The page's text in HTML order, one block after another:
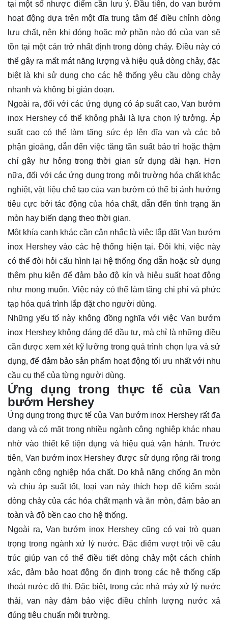
tại một số nhược điểm cần lưu ý. Đầu tiên, do van bướm
hoạt động dựa trên một đĩa trung tâm để điều chỉnh dòng
lưu chất, nên khi đóng hoặc mở phần nào đó của van sẽ
tồn tại một cản trở nhất định trong dòng chảy. Điều này có
thể gây ra mất mát năng lượng và hiệu quả dòng chảy, đặc
biệt là khi sử dụng cho các hệ thống yêu cầu dòng chảy
nhanh và không bị gián đoạn.
Ngoài ra, đối với các ứng dụng có áp suất cao, Van bướm
inox Hershey có thể không phải là lựa chọn lý tưởng. Áp
suất cao có thể làm tăng sức ép lên đĩa van và các bộ
phận gioăng, dẫn đến việc tăng tần suất bảo trì hoặc thậm
chí gây hư hỏng trong thời gian sử dụng dài hạn. Hơn
nữa, đối với các ứng dụng trong môi trường hóa chất khắc
nghiệt, vật liệu chế tạo của van bướm có thể bị ảnh hưởng
tiêu cực bởi tác động của hóa chất, dẫn đến tình trạng ăn
mòn hay biến dạng theo thời gian.
Một khía cạnh khác cần cân nhắc là việc lắp đặt Van bướm
inox Hershey vào các hệ thống hiện tại. Đôi khi, việc này
có thể đòi hỏi cấu hình lại hệ thống ống dẫn hoặc sử dụng
thêm phụ kiện để đảm bảo độ kín và hiệu suất hoạt động
như mong muốn. Việc này có thể làm tăng chi phí và phức
tạp hóa quá trình lắp đặt cho người dùng.
Những yếu tố này không đồng nghĩa với việc Van bướm
inox Hershey không đáng để đầu tư, mà chỉ là những điều
cần được xem xét kỹ lưỡng trong quá trình chọn lựa và sử
dụng, để đảm bảo sản phẩm hoạt động tối ưu nhất với nhu
cầu cụ thể của từng người dùng.
Ứng dụng trong thực tế của Van
bướm Hershey
Ứng dụng trong thực tế của Van bướm inox Hershey rất đa
dạng và có mặt trong nhiều ngành công nghiệp khác nhau
nhờ vào thiết kế tiện dụng và hiệu quả vận hành. Trước
tiên, Van bướm inox Hershey được sử dụng rộng rãi trong
ngành công nghiệp hóa chất. Do khả năng chống ăn mòn
và chịu áp suất tốt, loại van này thích hợp để kiểm soát
dòng chảy của các hóa chất mạnh và ăn mòn, đảm bảo an
toàn và độ bền cao cho hệ thống.
Ngoài ra, Van bướm inox Hershey cũng có vai trò quan
trọng trong ngành xử lý nước. Đặc điểm vượt trội về cấu
trúc giúp van có thể điều tiết dòng chảy một cách chính
xác, đảm bảo hoạt động ổn định trong các hệ thống cấp
thoát nước đô thị. Đặc biệt, trong các nhà máy xử lý nước
thải, van này đảm bảo việc điều chỉnh lượng nước xả
đúng tiêu chuẩn môi trường.